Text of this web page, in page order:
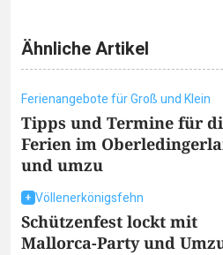
Ähnliche Artikel
Ferienangebote für Groß und Klein
Tipps und Termine für
Ferien im
und umzu
Völlenerkönigsfehn
Schützenfest lockt mit
Mallorca-Party und